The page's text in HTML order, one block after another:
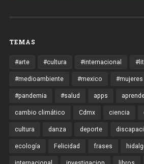
TEMAS
#arte #cultura #internacional
#medioambiente #mexico #mujeres
#pandemia #salud apps
cambio climático Cdmx ciencia
cultura danza deporte
ecología Felicidad frases